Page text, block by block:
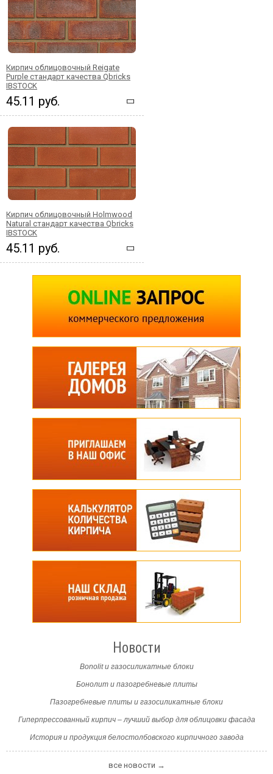
Кирпич облицовочный Reigate
Purple стандарт качества Qbricks
IBSTOCK
45.11 руб.
Кирпич облицовочный Holmwood
Natural стандарт качества Qbricks
IBSTOCK
45.11 руб.
Новости
Bonolit и газосиликатные блоки
Бонолит и пазогребневые плиты
Пазогребневые плиты и газосиликатные блоки
Гиперпрессованный кирпич – лучший выбор для облицовки фасада
История и продукция белостолбовского кирпичного завода
все новости →